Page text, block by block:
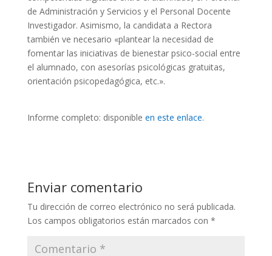
de Administración y Servicios y el Personal Docente
Investigador. Asimismo, la candidata a Rectora
también ve necesario «plantear la necesidad de
fomentar las iniciativas de bienestar psico-social entre
el alumnado, con asesorías psicológicas gratuitas,
orientación psicopedagógica, etc.».
Informe completo: disponible en este enlace.
Enviar comentario
Tu dirección de correo electrónico no será publicada.
Los campos obligatorios están marcados con *